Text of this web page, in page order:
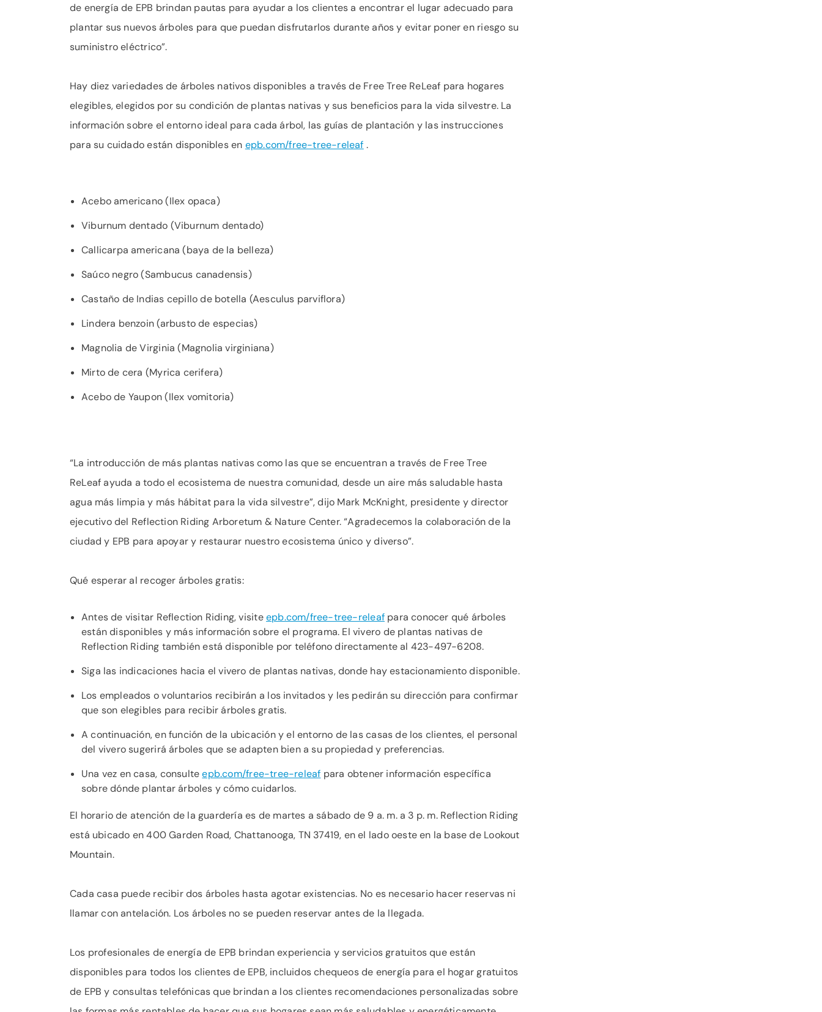
de energía de EPB brindan pautas para ayudar a los clientes a encontrar el lugar adecuado para
plantar sus nuevos árboles para que puedan disfrutarlos durante años y evitar poner en riesgo su
suministro eléctrico”.
Hay diez variedades de árboles nativos disponibles a través de Free Tree ReLeaf para hogares
elegibles, elegidos por su condición de plantas nativas y sus beneficios para la vida silvestre. La
información sobre el entorno ideal para cada árbol, las guías de plantación y las instrucciones
para su cuidado están disponibles en epb.com/free-tree-releaf .
Acebo americano (Ilex opaca)
Viburnum dentado (Viburnum dentado)
Callicarpa americana (baya de la belleza)
Saúco negro (Sambucus canadensis)
Castaño de Indias cepillo de botella (Aesculus parviflora)
Lindera benzoin (arbusto de especias)
Magnolia de Virginia (Magnolia virginiana)
Mirto de cera (Myrica cerifera)
Acebo de Yaupon (Ilex vomitoria)
“La introducción de más plantas nativas como las que se encuentran a través de Free Tree
ReLeaf ayuda a todo el ecosistema de nuestra comunidad, desde un aire más saludable hasta
agua más limpia y más hábitat para la vida silvestre”, dijo Mark McKnight, presidente y director
ejecutivo del Reflection Riding Arboretum & Nature Center. “Agradecemos la colaboración de la
ciudad y EPB para apoyar y restaurar nuestro ecosistema único y diverso”.
Qué esperar al recoger árboles gratis:
Antes de visitar Reflection Riding, visiteepb.com/free-tree-releafpara conocer qué árboles
están disponibles y más información sobre el programa. El vivero de plantas nativas de
Reflection Riding también está disponible por teléfono directamente al 423-497-6208.
Siga las indicaciones hacia el vivero de plantas nativas, donde hay estacionamiento disponible.
Los empleados o voluntarios recibirán a los invitados y les pedirán su dirección para confirmar
que son elegibles para recibir árboles gratis.
A continuación, en función de la ubicación y el entorno de las casas de los clientes, el personal
del vivero sugerirá árboles que se adapten bien a su propiedad y preferencias.
Una vez en casa, consulteepb.com/free-tree-releaf para obtener información específica
sobre dónde plantar árboles y cómo cuidarlos.
El horario de atención de la guardería es de martes a sábado de 9 a. m. a 3 p. m. Reflection Riding
está ubicado en 400 Garden Road, Chattanooga, TN 37419, en el lado oeste en la base de Lookout
Mountain.
Cada casa puede recibir dos árboles hasta agotar existencias. No es necesario hacer reservas ni
llamar con antelación. Los árboles no se pueden reservar antes de la llegada.
Los profesionales de energía de EPB brindan experiencia y servicios gratuitos que están
disponibles para todos los clientes de EPB, incluidos chequeos de energía para el hogar gratuitos
de EPB y consultas telefónicas que brindan a los clientes recomendaciones personalizadas sobre